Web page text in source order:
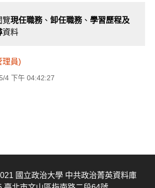
覽現任職務、 卸任職務、 學習歷程及
資料
理員)
4 下午 04:42:27
國立政治大學 中共政治菁英資料庫